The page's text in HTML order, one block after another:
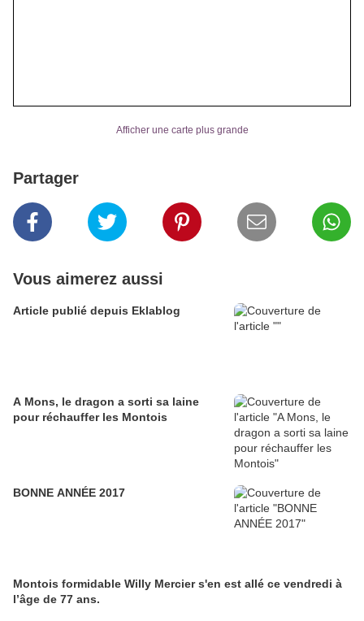
Afficher une carte plus grande
Partager
Vous aimerez aussi
Article publié depuis Eklablog
A Mons, le dragon a sorti sa laine
pour réchauffer les Montois
BONNE ANNÉE 2017
Montois formidable Willy Mercier s'en est allé ce vendredi à
l’âge de 77 ans.